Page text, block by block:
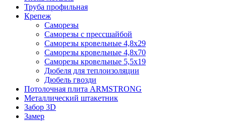
Труба профильная
Крепеж
Саморезы
Саморезы с прессшайбой
Саморезы кровельные 4,8х29
Саморезы кровельные 4,8х70
Саморезы кровельные 5,5х19
Дюбеля для теплоизоляции
Дюбель гвозди
Потолочная плита ARMSTRONG
Металлический штакетник
Забор 3D
Замер